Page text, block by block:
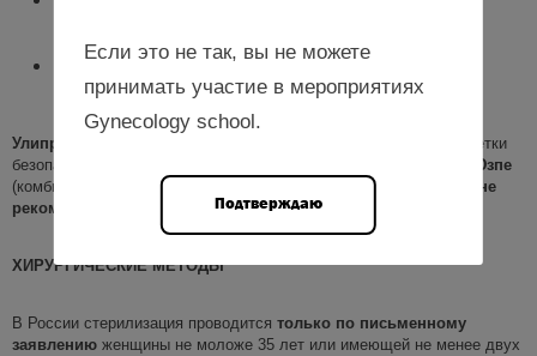
медьсодержащая ВМС.
Улипристала
в России не зарегистрирован. ВМС и таблетки
безопасны после родов и при грудном вскармливании.
Юзпе
(комбинированные таблетки) в первые 3–6 недель после родов
не
рекомендован
из-за риска тромбозов.
ХИРУРГИЧЕСКИЕ МЕТОДЫ
В России стерилизация проводится только по письменному
заявлению женщины не моложе 35 лет или имеющей не менее двух
Если это не так, вы не можете
принимать участие в мероприятиях
Gynecology school.
Подтверждаю